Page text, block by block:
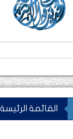
القائمة الرئيسة